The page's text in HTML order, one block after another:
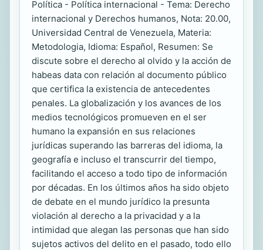
Política - Política internacional - Tema: Derecho
internacional y Derechos humanos, Nota: 20.00,
Universidad Central de Venezuela, Materia:
Metodologia, Idioma: Español, Resumen: Se
discute sobre el derecho al olvido y la acción de
habeas data con relación al documento público
que certifica la existencia de antecedentes
penales. La globalización y los avances de los
medios tecnológicos promueven en el ser
humano la expansión en sus relaciones
jurídicas superando las barreras del idioma, la
geografía e incluso el transcurrir del tiempo,
facilitando el acceso a todo tipo de información
por décadas. En los últimos años ha sido objeto
de debate en el mundo jurídico la presunta
violación al derecho a la privacidad y a la
intimidad que alegan las personas que han sido
sujetos activos del delito en el pasado, todo ello